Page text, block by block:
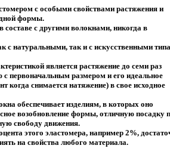
с особыми свойствами растяжения и
формы.
составе с другими волокнами, никогда в
с натуральными, так и с искусственными
является растяжение до семи раз
первоначальным размером и его идеальное
когда снимается натяжение) в свое исходное
обеспечивает изделиям, в которых оно
возобновление формы, отличную посадку
свободу движения.
этого эластомера, например 2%,
на свойства любого материала.